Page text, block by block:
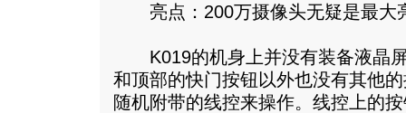
亮点：200万摄像头无疑是最大
K019的机身上并没有装备液晶屏
和顶部的快门按钮以外也没有其他
随机附带的线控来操作。线控上的